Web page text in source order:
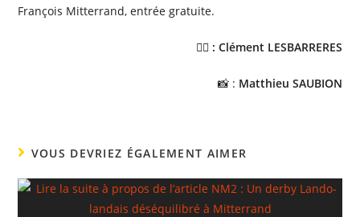
François Mitterrand, entrée gratuite.
✍🏼 : Clément LESBARRERES
📸 : Matthieu SAUBION
VOUS DEVRIEZ ÉGALEMENT AIMER